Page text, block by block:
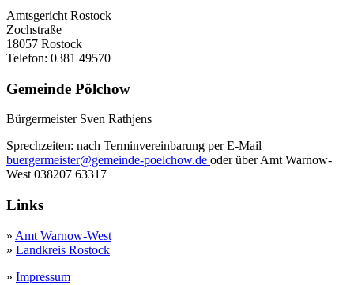
Amtsgericht Rostock
Zochstraße
18057 Rostock
Telefon: 0381 49570
Gemeinde Pölchow
Bürgermeister Sven Rathjens
Sprechzeiten: nach Terminvereinbarung per E-Mail
buergermeister@gemeinde-poelchow.de oder über Amt Warnow-
West 038207 63317
Links
» Amt Warnow-West
» Landkreis Rostock
» Impressum